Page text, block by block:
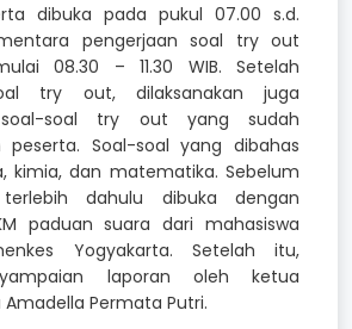
dibuka pada pukul 07.00 s.d.
pengerjaan soal try out
08.30 – 11.30 WIB. Setelah
try out, dilaksanakan juga
soal-soal try out yang sudah
peserta. Soal-soal yang dibahas
kimia, dan matematika. Sebelum
terlebih dahulu dibuka dengan
paduan suara dari mahasiswa
Yogyakarta. Setelah itu,
laporan oleh ketua
Permata Putri.